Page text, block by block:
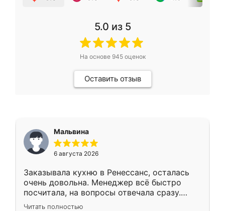
5.0 из 5
На основе 945оценок
Оставить отзыв
Мальвина
6 августа 2026
Заказывала кухню в Ренессанс, осталась
очень довольна. Менеджер всё быстро
посчитала, на вопросы отвечала сразу.
Замерщик приехал в субботу, подошёл к
Читать полностью